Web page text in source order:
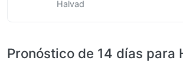
Halvad
Pronóstico de 14 días para